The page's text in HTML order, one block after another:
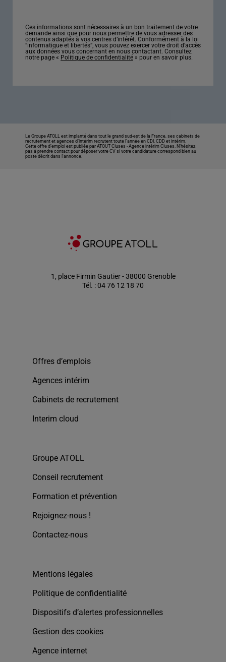
Ces informations sont nécessaires à un bon traitement de votre
demande ainsi que pour nous permettre de vous adresser des
contenus adaptés à vos centres d’intérêt. Conformément à la loi
“informatique et libertés”, vous pouvez exercer votre droit d’accès
aux données vous concernant en nous contactant. Consultez
notre page « Politique de confidentialité » pour en savoir plus.
Le Groupe ATOLL est implanté dans tout le grand sud-est de la France, ses cabinets de
recrutement et agences d’intérim recrutent toute l’année en CDI, CDD et intérim.
Cette offre d’emploi est publiée par ATOUT Cluses -Agence intérim Cluses. N’hésitez
pas à prendre contact pour déposer votre CV si votre candidature correspond bien au
poste décrit dans l'annonce.
1, place Firmin Gautier - 38000 Grenoble
Tél. : 04 76 12 18 70
Offres d’emplois
Agences intérim
Cabinets de recrutement
Interim cloud
Groupe ATOLL
Conseil recrutement
Formation et prévention
Rejoignez-nous !
Contactez-nous
Mentions légales
Politique de confidentialité
Dispositifs d’alertes professionnelles
Gestion des cookies
Agence internet